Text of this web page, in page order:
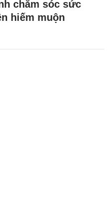
chăm sóc sức
hiếm muộn